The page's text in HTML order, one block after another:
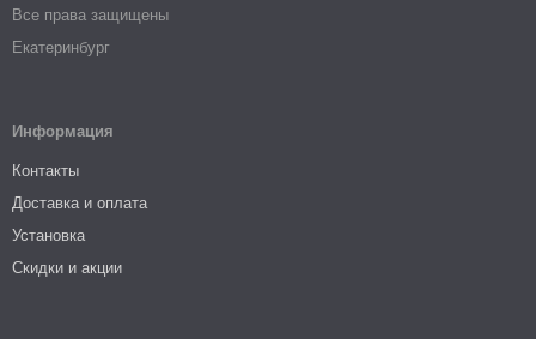
Все права защищены
Екатеринбург
Информация
Контакты
Доставка и оплата
Установка
Скидки и акции